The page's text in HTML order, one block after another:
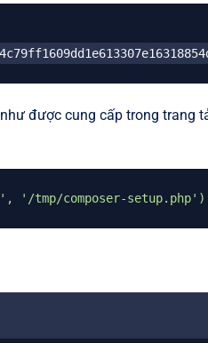
được cung cấp trong trang
'/tmp/composer-